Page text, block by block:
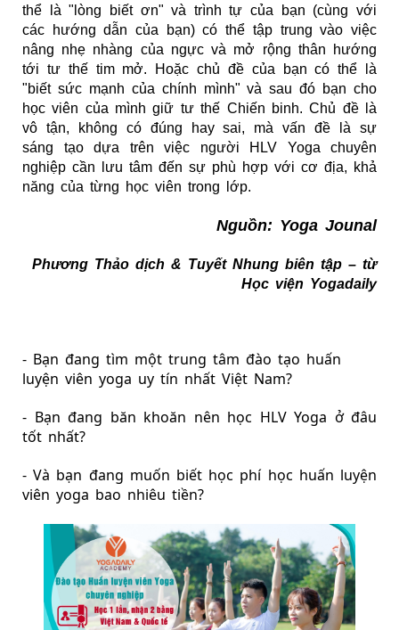
thể là "lòng biết ơn" và trình tự của bạn (cùng với
các hướng dẫn của bạn) có thể tập trung vào việc
nâng nhẹ nhàng của ngực và mở rộng thân hướng
tới tư thế tim mở. Hoặc chủ đề của bạn có thể là
"biết sức mạnh của chính mình" và sau đó bạn cho
học viên của mình giữ tư thế Chiến binh. Chủ đề là
vô tận, không có đúng hay sai, mà vấn đề là sự
sáng tạo dựa trên việc người HLV Yoga chuyên
nghiệp cần lưu tâm đến sự phù hợp với cơ địa, khả
năng của từng học viên trong lớp.
Nguồn: Yoga Jounal
Phương Thảo dịch & Tuyết Nhung biên tập – từ
Học viện Yogadaily
- Bạn đang tìm một trung tâm đào tạo huấn
luyện viên yoga uy tín nhất Việt Nam?
- Bạn đang băn khoăn nên học HLV Yoga ở đâu
tốt nhất?
- Và bạn đang muốn biết học phí học huấn luyện
viên yoga bao nhiêu tiền?